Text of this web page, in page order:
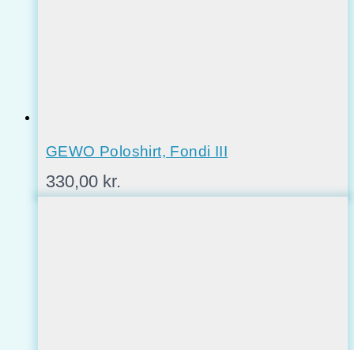
GEWO Poloshirt, Fondi III
330,00 kr.